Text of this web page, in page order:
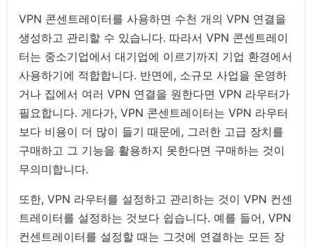
VPN 콘센트레이터를 사용하면 수천 개의 VPN 연결을
생성하고 관리할 수 있습니다. 따라서 VPN 콘센트레이
터는 중소기업에서 대기업에 이르기까지 기업 환경에서
사용하기에 적합합니다. 반면에, 소규모 사업을 운영하
거나 집에서 여러 VPN 연결을 원한다면 VPN 라우터가
필요합니다. 게다가, VPN 콘센트레이터는 VPN 라우터
보다 비용이 더 많이 들기 때문에, 그러한 고급 장치를
구매하고 그 기능을 활용하지 못한다면 구매하는 것이
무의미합니다.
또한, VPN 라우터를 설정하고 관리하는 것이 VPN 컨센
트레이터를 설정하는 것보다 쉽습니다. 예를 들어, VPN
컨센트레이터를 설정할 때는 그것에 연결하는 모든 장